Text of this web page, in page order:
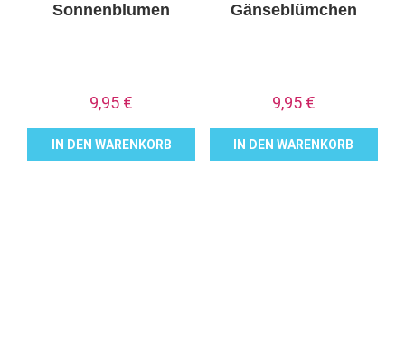
Sonnenblumen
9,95 €
IN DEN WARENKORB
Gänseblümchen
9,95 €
IN DEN WARENKORB